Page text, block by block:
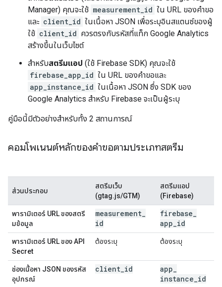
Manager) คุณจะใช้ measurement_id ใน URL ของคําขอ
และ client_id ในเนื้อหา JSON เพื่อระบุอินสแตนซ์ของผู้
ใช้ client_id ควรตรงกับรหัสที่แท็ก Google Analytics
สร้างขึ้นในเว็บไซต์
สําหรับสตรีมแอป (ใช้ Firebase SDK) คุณจะใช้
firebase_app_id ใน URL ของคําขอและ
app_instance_id ในเนื้อหา JSON ซึ่ง SDK ของ
Google Analytics สําหรับ Firebase จะเป็นผู้ระบุ
คู่มือนี้มีตัวอย่างสําหรับทั้ง 2 สถานการณ์
คอมโพเนนต์หลักของคําขอตามประเภทสตรีม
ส่วนประกอบ
สตรีมเว็บ
(gtag.js/GTM)
สตรีมแอป
(Firebase)
พารามิเตอร์ URL ของสตรี
มข้อมูล
measurement
id
firebase
app id
พารามิเตอร์ URL ของ API
Secret
ต้องระบุ ต้องระบุ
ช่องเนื้อหา JSON ของรหัส
อุปกรณ์
client id app
instance id